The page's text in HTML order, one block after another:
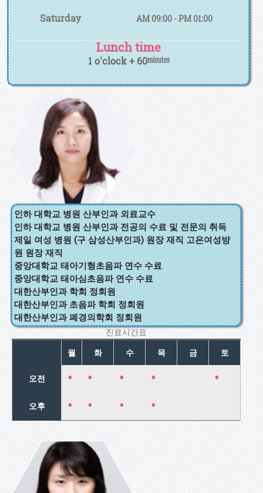
Saturday AM 09:00 - PM 01:00
Lunch time
1 o'clock + 60minutes
김혜미
산과/고위험임
신/태아정밀초
음파/
자연주의출산
인하 대학교 병원 산부인과 외료교수
인하 대학교 병원 산부인과 전공의 수료 및 전문의 취득
제일 여성 병원 (구 삼성산부인과) 원장 재직 고은여성뱡
원 원장 재직
중앙대학교 태아기형초음파 연수 수료
중앙대학교 태아심초음파 연수 수료
대한산부인과 학회 정회원
대한산부인과 초음파 학회 정회원
대한산부인과 폐경의학회 정회원
진료시간표
월
화 수 목 금 토
오전 • • • • •
오후 • • • •
문정민
산전후 임신클
리닉/